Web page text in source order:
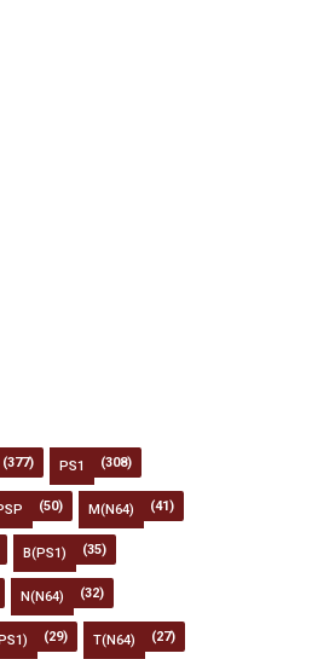
(377) PS1 (308)
(50) M(N64) (41)
B(PS1) (35)
N(N64) (32)
(29) T(N64) (27)